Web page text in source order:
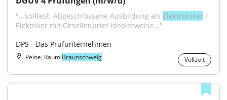
"...solltest: Abgeschlossene Ausbildung als Elektroniker /
Elektriker mit Gesellenbrief Idealerweise..."
DPS - Das Prüfunternehmen
Peine, Raum Braunschweig Vollzeit